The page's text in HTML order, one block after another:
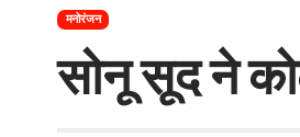
मनोरंजन
सोनू सूद ने